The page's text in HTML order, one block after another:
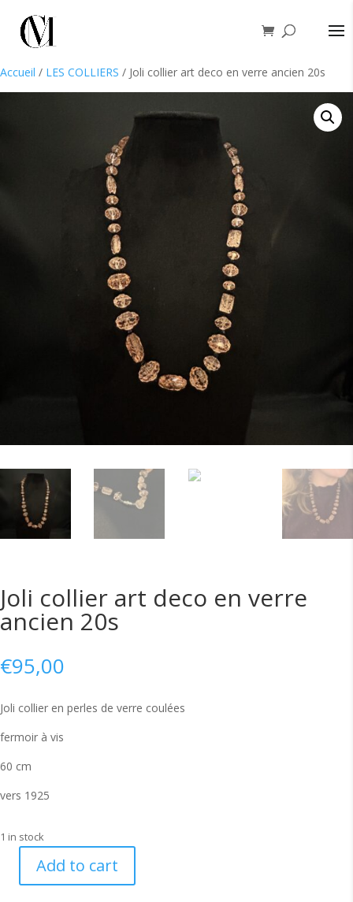
Accueil / LES COLLIERS / Joli collier art deco en verre ancien 20s
Joli collier art deco en verre
ancien 20s
€95,00
Joli collier en perles de verre coulées
fermoir à vis
60 cm
vers 1925
1 in stock
Add to cart